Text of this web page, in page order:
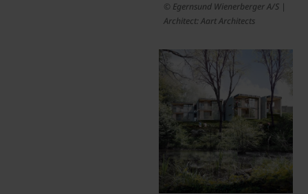
© Egernsund Wienerberger A/S |
Architect: Aart Architects